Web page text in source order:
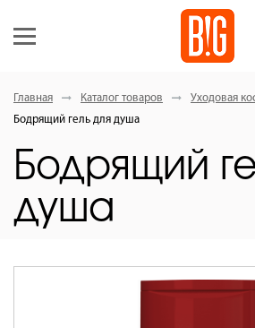
Главная Каталог товаров
Уходовая
Бодрящий гель для душа
Бодрящий
душа